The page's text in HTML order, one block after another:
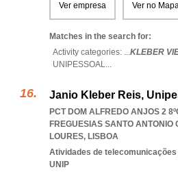
Ver empresa Ver no
Matches in the search for:
Activity categories: ...KLEBER
UNIPESSOAL...
Janio Kleber Reis,
PCT DOM ALFREDO ANJOS 2
FREGUESIAS SANTO ANTONIO
LOURES, LISBOA
Atividades de
UNIP